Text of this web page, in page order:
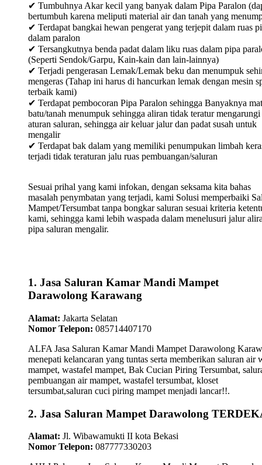
✔ Tumbuhnya Akar kecil yang banyak dalam Pipa Paralon
bertumbuh karena meliputi material air dan tanah yang
✔ Terdapat bangkai hewan pengerat yang terjepit dalam ruas
dalam paralon
✔ Tersangkutnya benda padat dalam liku ruas dalam pipa
(Seperti Sendok/Garpu, Kain-kain dan lain-lainnya)
✔ Terjadi pengerasan Lemak/Lemak beku dan menumpuk
mengeras (Tahap ini harus di hancurkan lemak dengan mesin
terbaik kami)
✔ Terdapat pembocoran Pipa Paralon sehingga Banyaknya
batu/tanah menumpuk sehingga aliran tidak teratur mengarungi
aturan saluran, sehingga air keluar jalur dan padat susah untuk
mengalir
✔ Terdapat bak dalam yang memiliki penumpukan limbah
terjadi tidak teraturan jalu ruas pembuangan/saluran
Sesuai prihal yang kami infokan, dengan seksama kita bahas
masalah penymbatan yang terjadi, kami Solusi memperbaiki
Mampet/Tersumbat tanpa bongkar saluran sesuai kriteria
kami, sehingga kami lebih waspada dalam menelusuri jalur
pipa saluran mengalir.
1. Jasa Saluran Kamar Mandi Mampet
Darawolong Karawang
Alamat: Jakarta Selatan
Nomor Telepon: 085714407170
ALFA Jasa Saluran Kamar Mandi Mampet Darawolong
menepati kelancaran yang tuntas serta memberikan saluran air
mampet, wastafel mampet, Bak Cucian Piring Tersumbat,
pembuangan air mampet, wastafel tersumbat, kloset
tersumbat,saluran cuci piring mampet menjadi lancar!!.
2. Jasa Saluran Mampet Darawolong
Alamat: Jl. Wibawamukti II kota Bekasi
Nomor Telepon: 087777330203